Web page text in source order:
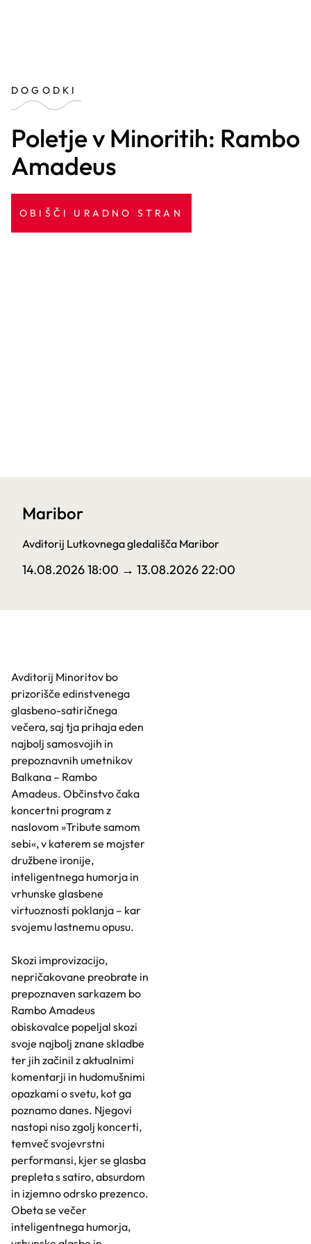
DOGODKI
Poletje v Minoritih: Rambo
Amadeus
OBIŠČI URADNO STRAN
Maribor
Avditorij Lutkovnega gledališča Maribor
14.08.2026 18:00 → 13.08.2026 22:00
Avditorij Minoritov bo
prizorišče edinstvenega
glasbeno-satiričnega
večera, saj tja prihaja eden
najbolj samosvojih in
prepoznavnih umetnikov
Balkana – Rambo
Amadeus. Občinstvo čaka
koncertni program z
naslovom »Tribute samom
sebi«, v katerem se mojster
družbene ironije,
inteligentnega humorja in
vrhunske glasbene
virtuoznosti poklanja – kar
svojemu lastnemu opusu.
Skozi improvizacijo,
nepričakovane preobrate in
prepoznaven sarkazem bo
Rambo Amadeus
obiskovalce popeljal skozi
svoje najbolj znane skladbe
ter jih začinil z aktualnimi
komentarji in hudomušnimi
opazkami o svetu, kot ga
poznamo danes. Njegovi
nastopi niso zgolj koncerti,
temveč svojevrstni
performansi, kjer se glasba
prepleta s satiro, absurdom
in izjemno odrsko prezenco.
Obeta se večer
inteligentnega humorja,